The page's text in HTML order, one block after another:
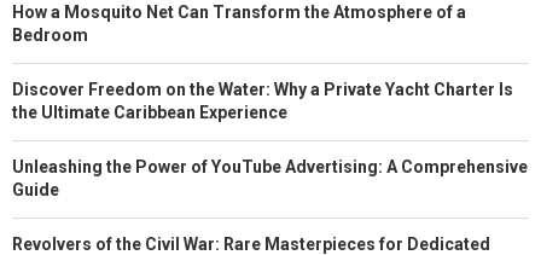
How a Mosquito Net Can Transform the Atmosphere of a
Bedroom
Discover Freedom on the Water: Why a Private Yacht Charter Is
the Ultimate Caribbean Experience
Unleashing the Power of YouTube Advertising: A Comprehensive
Guide
Revolvers of the Civil War: Rare Masterpieces for Dedicated